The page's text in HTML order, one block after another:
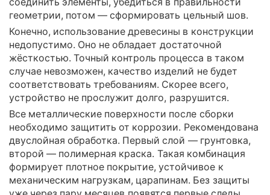
геометрии, потом — сформировать цельный шов.
Конечно, использование древесины в конструкции
недопустимо. Оно не обладает достаточной
жёсткостью. Точный контроль процесса в таком
случае невозможен, качество изделий не будет
соответствовать требованиям. Скорее всего,
устройство не прослужит долго, разрушится.
Все металлические поверхности после сборки
необходимо защитить от коррозии. Рекомендована
двуслойная обработка. Первый слой — грунтовка,
второй — полимерная краска. Такая комбинация
формирует плотное покрытие, устойчивое к
механическим нагрузкам, царапинам. Без защиты